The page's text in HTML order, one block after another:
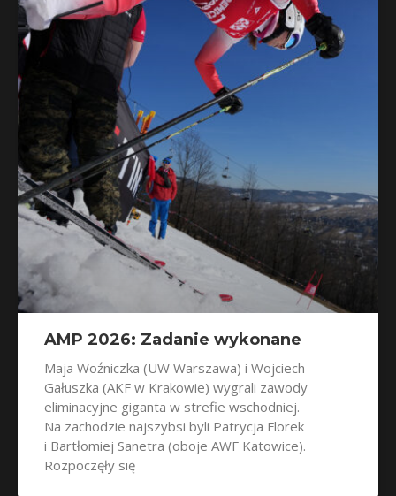
AMP 2026: Zadanie wykonane
Maja Woźniczka (UW Warszawa) i Wojciech
Gałuszka (AKF w Krakowie) wygrali zawody
eliminacyjne giganta w strefie wschodniej.
Na zachodzie najszybsi byli Patrycja Florek
i Bartłomiej Sanetra (oboje AWF Katowice).
Rozpoczęły się